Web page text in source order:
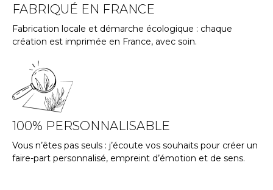
FABRIQUÉ EN FRANCE
Fabrication locale et démarche écologique : chaque
création est imprimée en France, avec soin.
100% PERSONNALISABLE
Vous n’êtes pas seuls : j’écoute vos souhaits pour créer un
faire-part personnalisé, empreint d’émotion et de sens.